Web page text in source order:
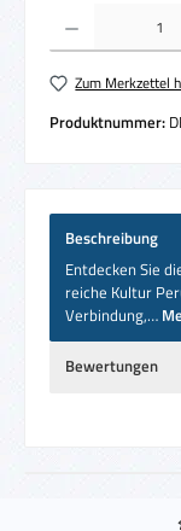
Produkt Anzahl: Gib
Zum Merkzettel
Produktnummer:
Beschreibung
Entdecken Sie
reiche Kultur
Verbindung,…
Bewertungen